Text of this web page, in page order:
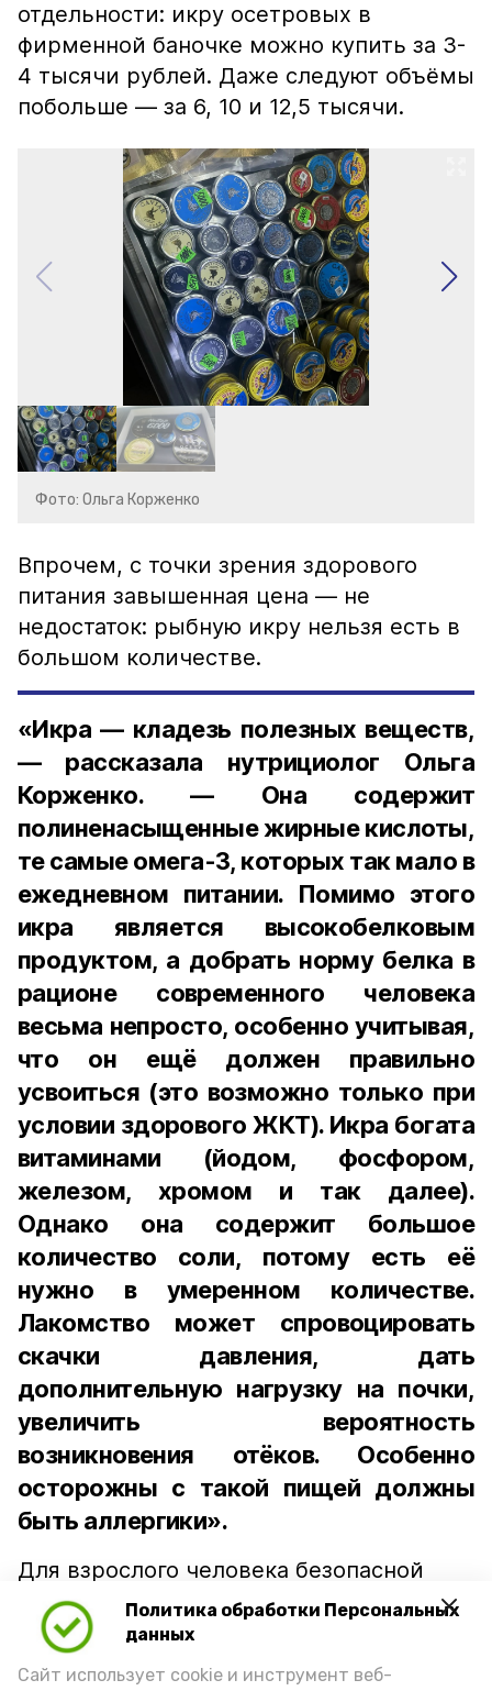
Политика обработки Персональных
данных
Сайт использует cookie и инструмент веб-
отдельности: икру осетровых в
фирменной баночке можно купить за 3-
4 тысячи рублей. Даже следуют объёмы
побольше — за 6, 10 и 12,5 тысячи.
Фото: Ольга Корженко
Впрочем, с точки зрения здорового
питания завышенная цена — не
недостаток: рыбную икру нельзя есть в
большом количестве.
«Икра — кладезь полезных веществ,
— рассказала нутрициолог Ольга
Корженко. — Она содержит
полиненасыщенные жирные кислоты,
те самые омега-3, которых так мало в
ежедневном питании. Помимо этого
икра является высокобелковым
продуктом, а добрать норму белка в
рационе современного человека
весьма непросто, особенно учитывая,
что он ещё должен правильно
усвоиться (это возможно только при
условии здорового ЖКТ). Икра богата
витаминами (йодом, фосфором,
железом, хромом и так далее).
Однако она содержит большое
количество соли, потому есть её
нужно в умеренном количестве.
Лакомство может спровоцировать
скачки давления, дать
дополнительную нагрузку на почки,
увеличить вероятность
возникновения отёков. Особенно
осторожны с такой пищей должны
быть аллергики».
Для взрослого человека безопасной
порцией икры считается 30-50 граммов
(2-3 ложки). При этом следует обратить
внимание на хлеб, с которым она